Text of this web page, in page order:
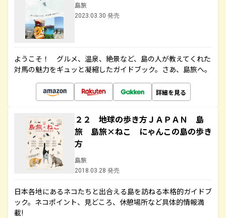
島旅
2023.03.30 発売
ようこそ！ グルメ、温泉、絶景など、島の人が教えてくれた
対馬の魅力をギュッと凝縮したガイドブック。さあ、島旅へ。
詳細を見る
２２ 地球の歩き方ＪＡＰＡＮ 島
旅 島旅×ねこ にゃんこの島の歩き
方
島旅
2018.03.28 発売
日本各地にあるネコたちと出合える島を訪ねる本格的ガイドブ
ック。ネコポイント、見どころ、休憩場所など具体的情報満
載!